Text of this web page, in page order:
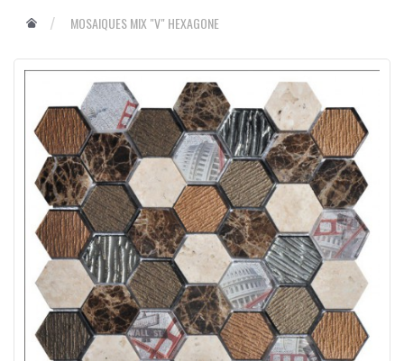
MOSAIQUES MIX "V" HEXAGONE